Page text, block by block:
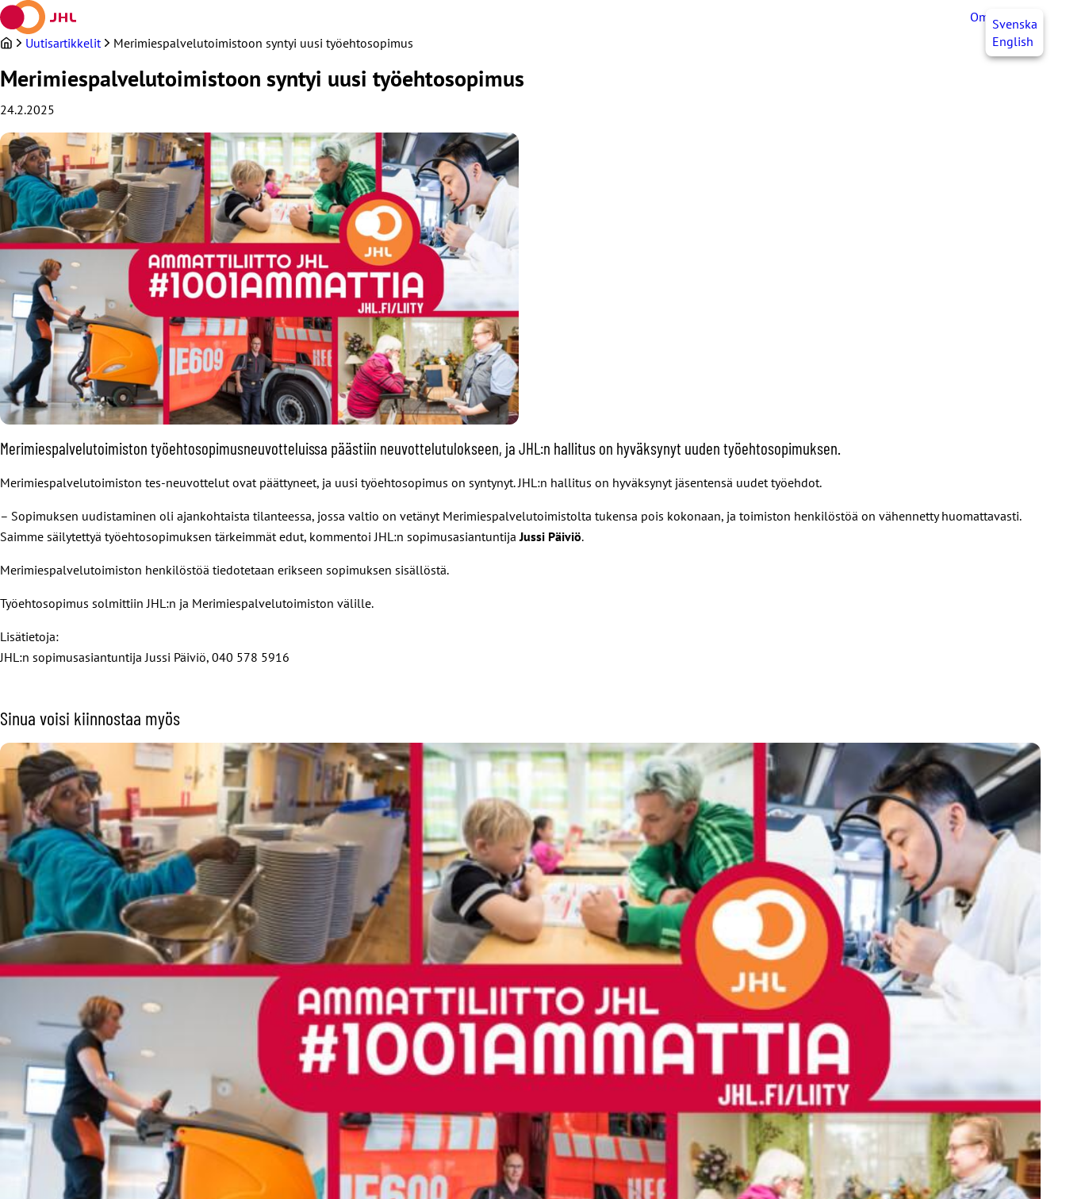
Siirry
sisältöön
OmaJHLSvenska
English
Uutisartikkelit Merimiespalvelutoimistoon syntyi uusi työehtosopimus
Merimiespalvelutoimistoon syntyi uusi työehtosopimus
24.2.2025
Merimiespalvelutoimiston työehtosopimusneuvotteluissa päästiin neuvottelutulokseen, ja JHL:n hallitus on hyväksynyt uuden työehtosopimuksen.
Merimiespalvelutoimiston tes-neuvottelut ovat päättyneet, ja uusi työehtosopimus on syntynyt. JHL:n hallitus on hyväksynyt jäsentensä uudet työehdot.
– Sopimuksen uudistaminen oli ajankohtaista tilanteessa, jossa valtio on vetänyt Merimiespalvelutoimistolta tukensa pois kokonaan, ja toimiston henkilöstöä on vähennetty huomattavasti.
Saimme säilytettyä työehtosopimuksen tärkeimmät edut, kommentoi JHL:n sopimusasiantuntija Jussi Päiviö.
Merimiespalvelutoimiston henkilöstöä tiedotetaan erikseen sopimuksen sisällöstä.
Työehtosopimus solmittiin JHL:n ja Merimiespalvelutoimiston välille.
Lisätietoja:
JHL:n sopimusasiantuntija Jussi Päiviö, 040 578 5916
Sinua voisi kiinnostaa myös